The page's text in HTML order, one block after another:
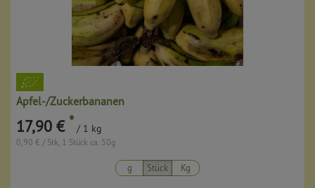
Apfel-/Zuckerbananen
17,90 € * / 1 kg
0,90 € / Stk, 1 Stück ca. 50g
g Stück Kg